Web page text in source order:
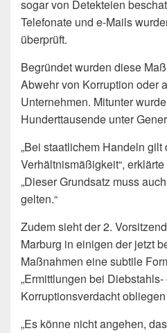
sogar von Detekteien
Telefonate und e-Mails
überprüft.
Begründet wurden diese
Abwehr von Korruption oder
Unternehmen. Mitunter
Hunderttausende unter
„Bei staatlichem Handeln gilt
Verhältnismäßigkeit“,
„Dieser Grundsatz muss
gelten.“
Zudem sieht der 2.
Marburg in einigen der jetzt
Maßnahmen eine subtile
„Ermittlungen bei Diebstahls-
Korruptionsverdacht
„Es könne nicht angehen,